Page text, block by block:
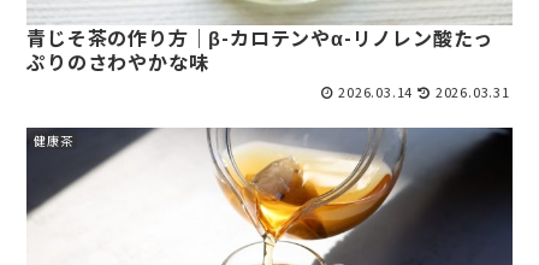
青じそ茶の作り方｜β-カロテンやα-リノレン酸たっ
ぷりのさわやかな味
2026.03.14 2026.03.31
健康茶